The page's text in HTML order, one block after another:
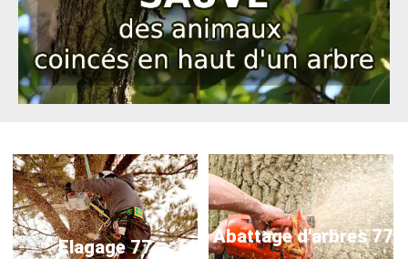
Elagage 77 Abattage d'arbres 77